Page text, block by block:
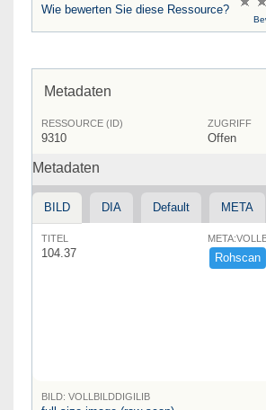
Wie bewerten Sie diese Ressource?
Metadaten
RESSOURCE (ID)
9310
ZUGRIFF
Offen
Metadaten
BILD DIA Default META
TITEL
104.37 Rohscan
BILD: VOLLBILDDIGILIB